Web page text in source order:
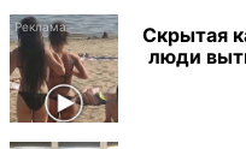
Скрытая
люди